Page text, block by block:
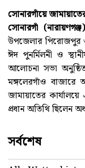
সোনারগাঁয়ে
সোনারগাঁ
উপজেলার পিরোজপুর
ঈদ পুনর্মিলনী ও
আলোচনা সভা
মঙ্গলেরগাঁও
জামায়াতের
প্রধান অতিথি ছিলেন
সর্বশেষ